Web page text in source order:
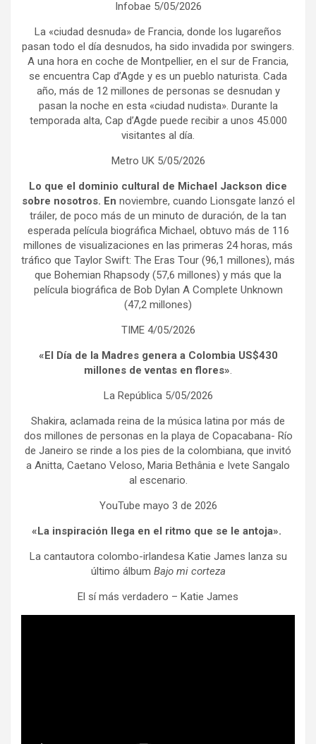
Infobae 5/05/2026
La «ciudad desnuda» de Francia, donde los lugareños
pasan todo el día desnudos, ha sido invadida por swingers.
A una hora en coche de Montpellier, en el sur de Francia,
se encuentra Cap d’Agde y es un pueblo naturista. Cada
año, más de 12 millones de personas se desnudan y
pasan la noche en esta «ciudad nudista». Durante la
temporada alta, Cap d’Agde puede recibir a unos 45.000
visitantes al día.
Metro UK 5/05/2026
Lo que el dominio cultural de Michael Jackson dice
sobre nosotros. En noviembre, cuando Lionsgate lanzó el
tráiler, de poco más de un minuto de duración, de la tan
esperada película biográfica Michael, obtuvo más de 116
millones de visualizaciones en las primeras 24 horas, más
tráfico que Taylor Swift: The Eras Tour (96,1 millones), más
que Bohemian Rhapsody (57,6 millones) y más que la
película biográfica de Bob Dylan A Complete Unknown
(47,2 millones)
TIME 4/05/2026
«El Día de la Madres genera a Colombia US$430
millones de ventas en flores».
La República 5/05/2026
Shakira, aclamada reina de la música latina por más de
dos millones de personas en la playa de Copacabana- Río
de Janeiro se rinde a los pies de la colombiana, que invitó
a Anitta, Caetano Veloso, Maria Bethânia e Ivete Sangalo
al escenario.
YouTube mayo 3 de 2026
«La inspiración llega en el ritmo que se le antoja».
La cantautora colombo-irlandesa Katie James lanza su
último álbum Bajo mi corteza
El sí más verdadero – Katie James